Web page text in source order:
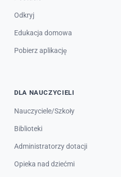
Odkryj
Edukacja domowa
Pobierz aplikację
DLA NAUCZYCIELI
Nauczyciele/Szkoły
Biblioteki
Administratorzy dotacji
Opieka nad dziećmi